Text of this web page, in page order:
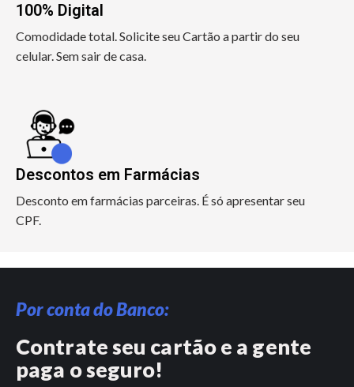
100% Digital
Comodidade total. Solicite seu Cartão a partir do seu
celular. Sem sair de casa.
Descontos em Farmácias
Desconto em farmácias parceiras. É só apresentar seu
CPF.
Por conta do Banco:
Contrate seu cartão e a gente
paga o seguro!